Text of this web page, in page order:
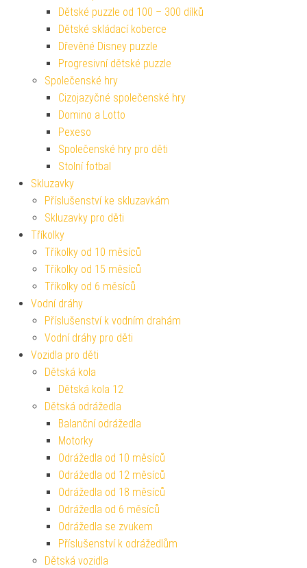
Dětské puzzle od 100 – 300 dílků
Dětské skládací koberce
Dřevěné Disney puzzle
Progresivní dětské puzzle
Společenské hry
Cizojazyčné společenské hry
Domino a Lotto
Pexeso
Společenské hry pro děti
Stolní fotbal
Skluzavky
Příslušenství ke skluzavkám
Skluzavky pro děti
Tříkolky
Tříkolky od 10 měsíců
Tříkolky od 15 měsíců
Tříkolky od 6 měsíců
Vodní dráhy
Příslušenství k vodním drahám
Vodní dráhy pro děti
Vozidla pro děti
Dětská kola
Dětská kola 12
Dětská odrážedla
Balanční odrážedla
Motorky
Odrážedla od 10 měsíců
Odrážedla od 12 měsíců
Odrážedla od 18 měsíců
Odrážedla od 6 měsíců
Odrážedla se zvukem
Příslušenství k odrážedlům
Dětská vozidla